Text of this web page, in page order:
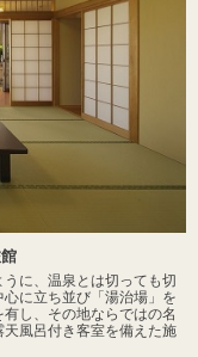
うに、温泉とは切っても切
に立ち並び「湯治場」を
し、その地ならではの名
風呂付き客室を備えた施